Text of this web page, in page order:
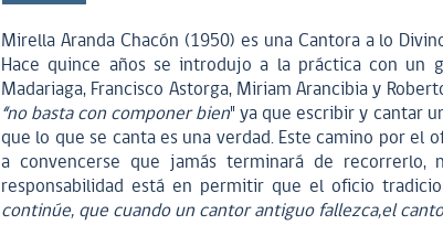
Mirella Aranda Chacón (1950) es una Cantora a lo
Hace quince años se introdujo a la práctica con un
Madariaga, Francisco Astorga, Miriam Arancibia y
“no basta con componer bien" ya que escribir y cantar
que lo que se canta es una verdad. Este camino por el
a convencerse que jamás terminará de
responsabilidad está en permitir que el oficio
continúe, que cuando un cantor antiguo fallezca,el